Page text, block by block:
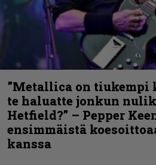
”Metallica on tiukempi
te haluatte jonkun
Hetfield?” – Pepper
ensimmäistä
kanssa